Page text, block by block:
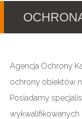
Agencja Ochrony
ochrony obiektów
Posiadamy
wykwalifikowanych